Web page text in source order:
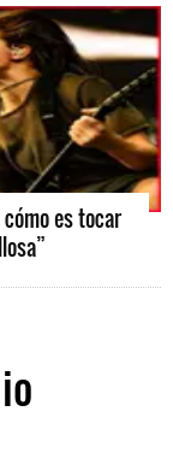
es tocar